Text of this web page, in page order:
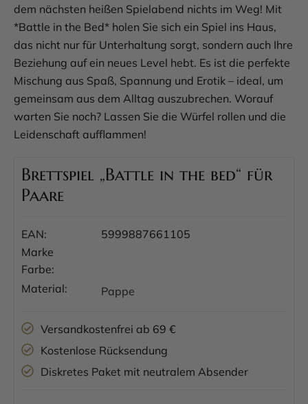
dem nächsten heißen Spielabend nichts im Weg! Mit
*Battle in the Bed* holen Sie sich ein Spiel ins Haus,
das nicht nur für Unterhaltung sorgt, sondern auch Ihre
Beziehung auf ein neues Level hebt. Es ist die perfekte
Mischung aus Spaß, Spannung und Erotik – ideal, um
gemeinsam aus dem Alltag auszubrechen. Worauf
warten Sie noch? Lassen Sie die Würfel rollen und die
Leidenschaft aufflammen!
Brettspiel „Battle in the bed“ für
Paare
EAN:
5999887661105
Marke
Farbe:
Material:
Pappe
Versandkostenfrei ab 69 €
Kostenlose Rücksendung
Diskretes Paket mit neutralem Absender